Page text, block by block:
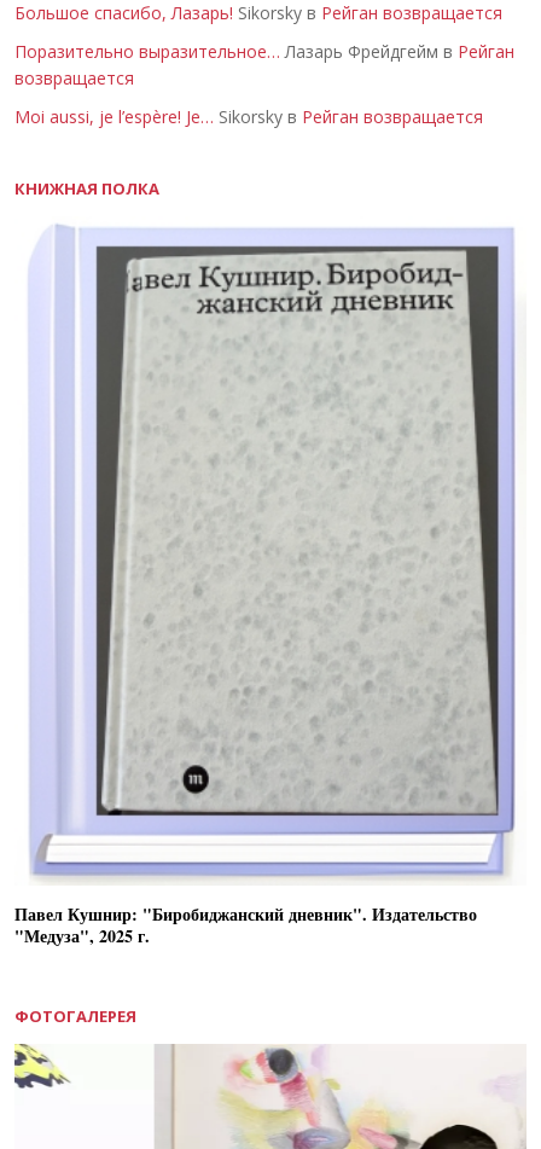
Большое спасибо, Лазарь! Sikorsky в Рейган возвращается
Поразительно выразительное… Лазарь Фрейдгейм в Рейган
возвращается
Moi aussi, je l’espère! Je… Sikorsky в Рейган возвращается
КНИЖНАЯ ПОЛКА
Павел Кушнир: "Биробиджанский дневник". Издательство
"Медуза", 2025 г.
ФОТОГАЛЕРЕЯ